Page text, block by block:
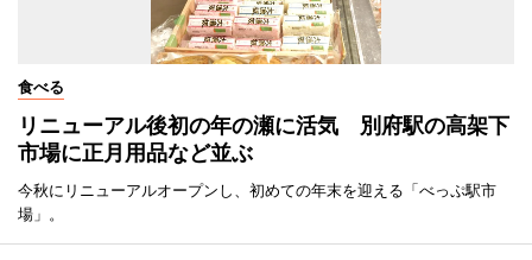
食べる
リニューアル後初の年の瀬に活気 別府駅の高架下
市場に正月用品など並ぶ
今秋にリニューアルオープンし、初めての年末を迎える「べっぷ駅市
場」。